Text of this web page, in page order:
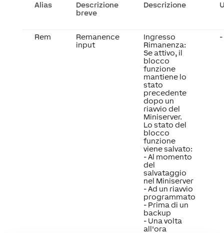
Alias
Descrizione
breve
Descrizione
Rem
Remanence
input
Ingresso
Rimanenza:
Se attivo, il
blocco
funzione
mantiene lo
stato
precedente
dopo un
riavvio del
Miniserver.
Lo stato del
blocco
funzione
viene salvato:
- Al momento
del
salvataggio
nel Miniserver
- Ad un riavvio
programmato
- Prima di un
backup
- Una volta
all'ora
-